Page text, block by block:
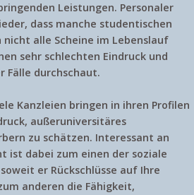
Leistungen. Personaler
dass manche studentischen
alle Scheine im Lebenslauf
sehr schlechten Eindruck und
Fälle durchschaut.
Kanzleien bringen in ihren Profilen
außeruniversitäres
zu schätzen. Interessant an
ist dabei zum einen der soziale
er Rückschlüsse auf Ihre
anderen die Fähigkeit,